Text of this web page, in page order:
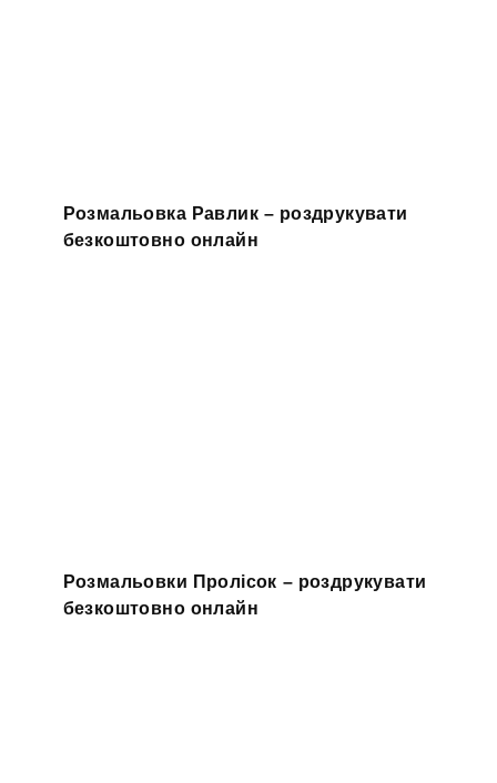
Розмальовка Равлик – роздрукувати
безкоштовно онлайн
Розмальовки Пролісок – роздрукувати
безкоштовно онлайн